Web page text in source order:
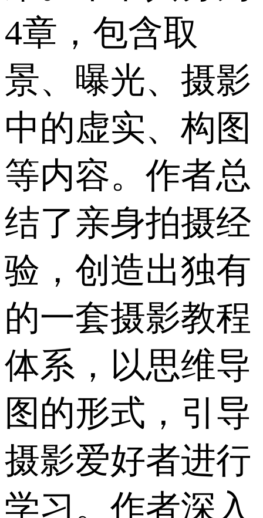
4章，包含取
景、曝光、摄影
中的虚实、构图
等内容。作者总
结了亲身拍摄经
验，创造出独有
的一套摄影教程
体系，以思维导
图的形式，引导
摄影爱好者进行
学习。作者深入